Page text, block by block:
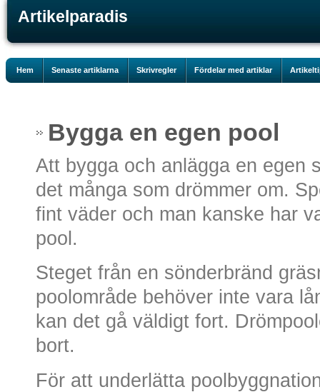
Artikelparadis
Hem Senaste artiklarna Skrivregler Fördelar med artiklar
Bygga en egen pool
Att bygga och anlägga en egen
det många som drömmer om.
fint väder och man kanske har
pool.
Steget från en sönderbränd
poolområde behöver inte vara
kan det gå väldigt fort.
bort.
För att underlätta